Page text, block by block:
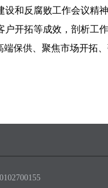
和反腐败工作会议精
开拓等成效，剖析工
保供、聚焦市场开拓